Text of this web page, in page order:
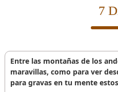
7
Entre las montañas de los
maravillas, como para ver
para gravas en tu mente